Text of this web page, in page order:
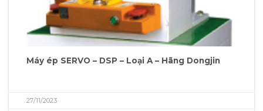
Máy ép SERVO – DSP – Loại A – Hãng Dongjin
27/11/2023